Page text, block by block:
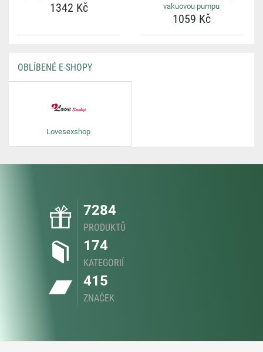
1342 Kč
vakuovou pumpu
1059 Kč
OBLÍBENÉ E-SHOPY
Lovesexshop
7284
PRODUKTŮ
174
KATEGORIÍ
415
ZNAČEK